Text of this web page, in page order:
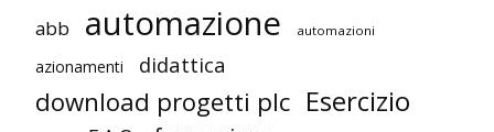
abb automazione automazioni
azionamenti didattica
download progetti plc Esercizio